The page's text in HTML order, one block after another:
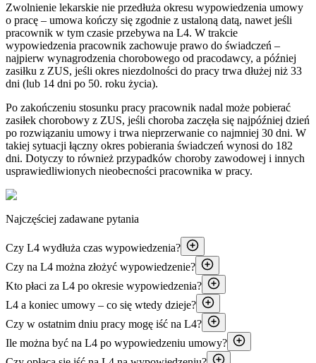
Zwolnienie lekarskie nie przedłuża okresu wypowiedzenia umowy
o pracę – umowa kończy się zgodnie z ustaloną datą, nawet jeśli
pracownik w tym czasie przebywa na L4. W trakcie
wypowiedzenia pracownik zachowuje prawo do świadczeń –
najpierw wynagrodzenia chorobowego od pracodawcy, a później
zasiłku z ZUS, jeśli okres niezdolności do pracy trwa dłużej niż 33
dni (lub 14 dni po 50. roku życia).
Po zakończeniu stosunku pracy pracownik nadal może pobierać
zasiłek chorobowy z ZUS, jeśli choroba zaczęła się najpóźniej dzień
po rozwiązaniu umowy i trwa nieprzerwanie co najmniej 30 dni. W
takiej sytuacji łączny okres pobierania świadczeń wynosi do 182
dni. Dotyczy to również przypadków choroby zawodowej i innych
usprawiedliwionych nieobecności pracownika w pracy.
Najczęściej zadawane pytania
Czy L4 wydłuża czas wypowiedzenia?
Czy na L4 można złożyć wypowiedzenie?
Kto płaci za L4 po okresie wypowiedzenia?
L4 a koniec umowy – co się wtedy dzieje?
Czy w ostatnim dniu pracy mogę iść na L4?
Ile można być na L4 po wypowiedzeniu umowy?